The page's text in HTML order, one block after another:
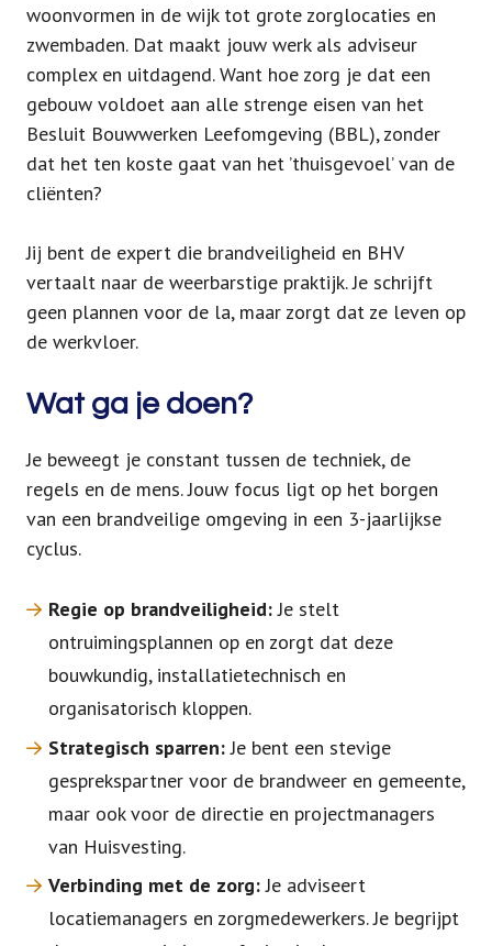
woonvormen in de wijk tot grote zorglocaties en
zwembaden. Dat maakt jouw werk als adviseur
complex en uitdagend. Want hoe zorg je dat een
gebouw voldoet aan alle strenge eisen van het
Besluit Bouwwerken Leefomgeving (BBL), zonder
dat het ten koste gaat van het ’thuisgevoel’ van de
cliënten?
Jij bent de expert die brandveiligheid en BHV
vertaalt naar de weerbarstige praktijk. Je schrijft
geen plannen voor de la, maar zorgt dat ze leven op
de werkvloer.
Wat ga je doen?
Je beweegt je constant tussen de techniek, de
regels en de mens. Jouw focus ligt op het borgen
van een brandveilige omgeving in een 3-jaarlijkse
cyclus.
Regie op brandveiligheid:Je stelt
ontruimingsplannen op en zorgt dat deze
bouwkundig, installatietechnisch en
organisatorisch kloppen.
Strategisch sparren:Je bent een stevige
gesprekspartner voor de brandweer en gemeente,
maar ook voor de directie en projectmanagers
van Huisvesting.
Verbinding met de zorg:Je adviseert
locatiemanagers en zorgmedewerkers. Je begrijpt